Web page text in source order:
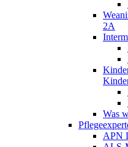
2A
Was
APN